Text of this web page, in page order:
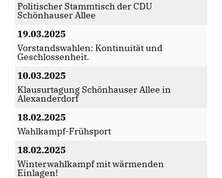
Politischer Stammtisch der CDU
Schönhauser Allee
19.03.2025
Vorstandswahlen: Kontinuität und
Geschlossenheit.
10.03.2025
Klausurtagung Schönhauser Allee in
Alexanderdorf
18.02.2025
Wahlkampf-Frühsport
18.02.2025
Winterwahlkampf mit wärmenden
Einlagen!